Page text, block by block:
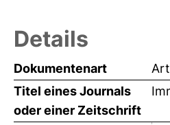
Details
Dokumentenart
Titel eines Journals
oder einer Zeitschrift